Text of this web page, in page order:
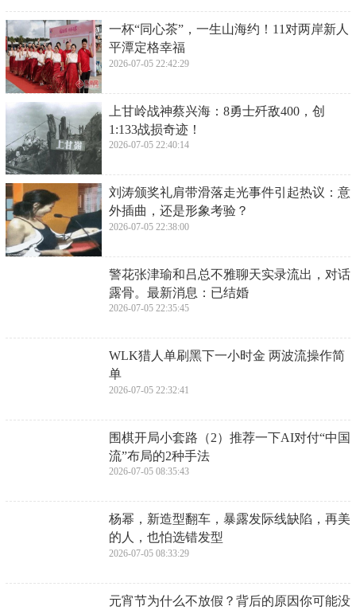
​一杯“同心茶”，一生山海约！11对两岸新人
平潭定格幸福
2026-07-05 22:42:29
​上甘岭战神蔡兴海：8勇士歼敌400，创
1:133战损奇迹！
2026-07-05 22:40:14
​刘涛颁奖礼肩带滑落走光事件引起热议：意
外插曲，还是形象考验？
2026-07-05 22:38:00
​警花张津瑜和吕总不雅聊天实录流出，对话
露骨。最新消息：已结婚
2026-07-05 22:35:45
​WLK猎人单刷黑下一小时金 两波流操作简
单
2026-07-05 22:32:41
​围棋开局小套路（2）推荐一下AI对付“中国
流”布局的2种手法
2026-07-05 08:35:43
​杨幂，新造型翻车，暴露发际线缺陷，再美
的人，也怕选错发型
2026-07-05 08:33:29
​元宵节为什么不放假？背后的原因你可能没